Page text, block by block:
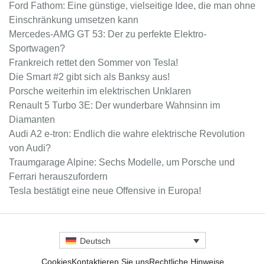
Ford Fathom: Eine günstige, vielseitige Idee, die man ohne
Einschränkung umsetzen kann
Mercedes-AMG GT 53: Der zu perfekte Elektro-
Sportwagen?
Frankreich rettet den Sommer von Tesla!
Die Smart #2 gibt sich als Banksy aus!
Porsche weiterhin im elektrischen Unklaren
Renault 5 Turbo 3E: Der wunderbare Wahnsinn im
Diamanten
Audi A2 e-tron: Endlich die wahre elektrische Revolution
von Audi?
Traumgarage Alpine: Sechs Modelle, um Porsche und
Ferrari herauszufordern
Tesla bestätigt eine neue Offensive in Europa!
Deutsch
CookiesKontaktieren Sie unsRechtliche Hinweise